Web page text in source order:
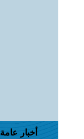
أخبار عامة